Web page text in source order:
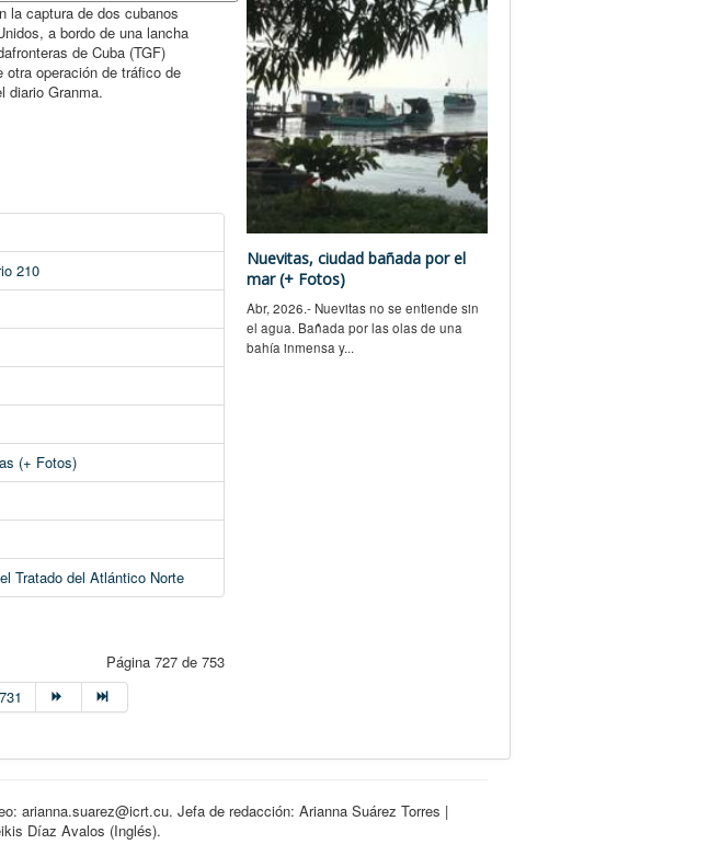
la captura de dos cubanos
a bordo de una lancha
de Cuba (TGF)
otra operación de tráfico de
diario Granma.
210
(+ Fotos)
Tratado del Atlántico Norte
Página 727 de 753
731
Nuevitas, ciudad bañada por el
mar (+ Fotos)
Abr, 2026.- Nuevitas no se entiende sin
el agua. Bañada por las olas de una
bahía inmensa y...
arianna.suarez@icrt.cu. Jefa de redacción: Arianna Suárez Torres |
Díaz Avalos (Inglés).